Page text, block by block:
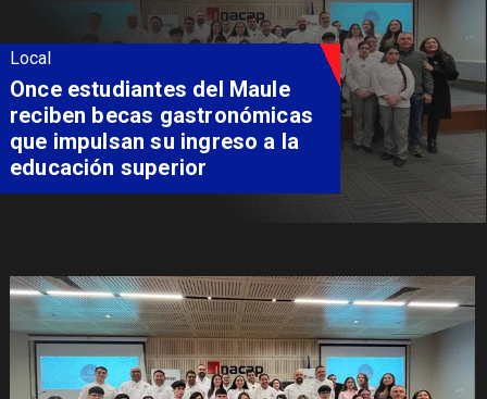
Local
Álvarez-Salamanca lidera la
apuesta regional para
consolidar el Paso Pehuenche
como alternativa a Los
Libertadores